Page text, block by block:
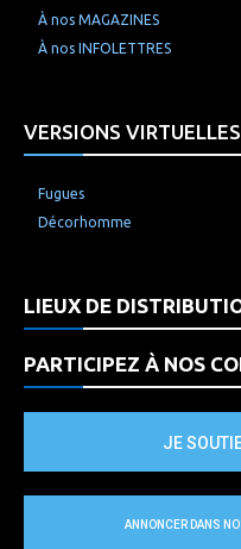
À nos MAGAZINES
À nos INFOLETTRES
VERSIONS VIRTUELLES
Fugues
Décorhomme
LIEUX DE
PARTICIPEZ À NOS
JE
ANNONCER DANS